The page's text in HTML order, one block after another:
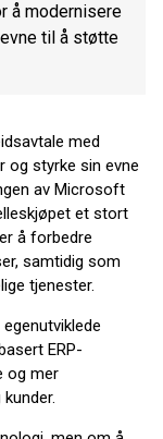
å modernisere
til å støtte
med
og styrke sin evne
av Microsoft
et stort
å forbedre
samtidig som
tjenester.
ERP-
og mer